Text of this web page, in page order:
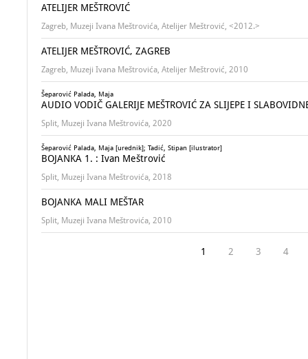
ATELIJER MEŠTROVIĆ
Zagreb, Muzeji Ivana Meštrovića, Atelijer Meštrović, <2012.>
ATELIJER MEŠTROVIĆ, ZAGREB
Zagreb, Muzeji Ivana Meštrovića, Atelijer Meštrović, 2010
Šeparović Palada, Maja
AUDIO VODIČ GALERIJE MEŠTROVIĆ ZA SLIJEPE I
Split, Muzeji Ivana Meštrovića, 2020
Šeparović Palada, Maja [urednik]; Tadić, Stipan [ilustrator]
BOJANKA 1. : Ivan Meštrović
Split, Muzeji Ivana Meštrovića, 2018
BOJANKA MALI MEŠTAR
Split, Muzeji Ivana Meštrovića, 2010
1 2 3 4